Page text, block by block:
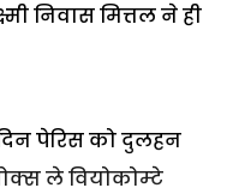
निवास मित्तल ने ही
पेरिस को दुलहन
ले वियोकोम्टे